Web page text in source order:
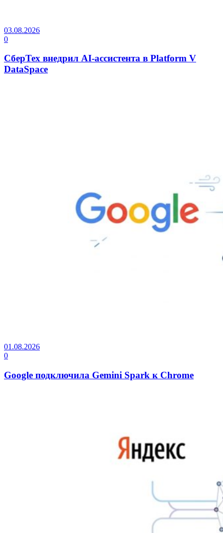
03.08.2026
0
СберТех внедрил AI-ассистента в Platform V
DataSpace
01.08.2026
0
Google подключила Gemini Spark к Chrome